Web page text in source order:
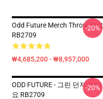
Odd Future Merch Throw 담요
RB2709
₩4,685,200 - ₩8,957,000
-20%
ODD FUTURE - 그린 던지기 담
요 RB2709
-20%